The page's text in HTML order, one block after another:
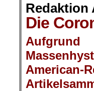
Redaktion
Die
American-